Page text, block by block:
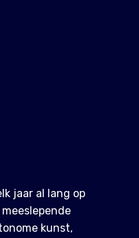
jaar al lang op
kunst,